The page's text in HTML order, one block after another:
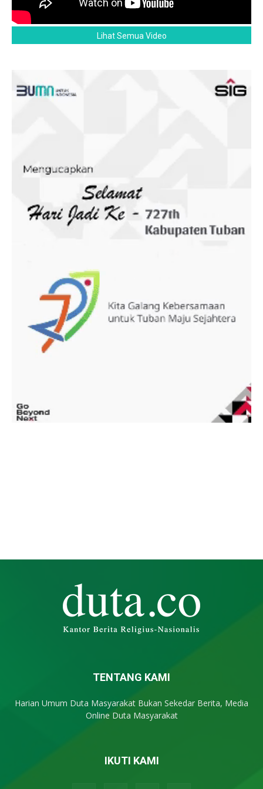
Lihat Semua Video
TENTANG KAMI
Harian Umum Duta Masyarakat Bukan Sekedar Berita, Media
Online Duta Masyarakat
IKUTI KAMI